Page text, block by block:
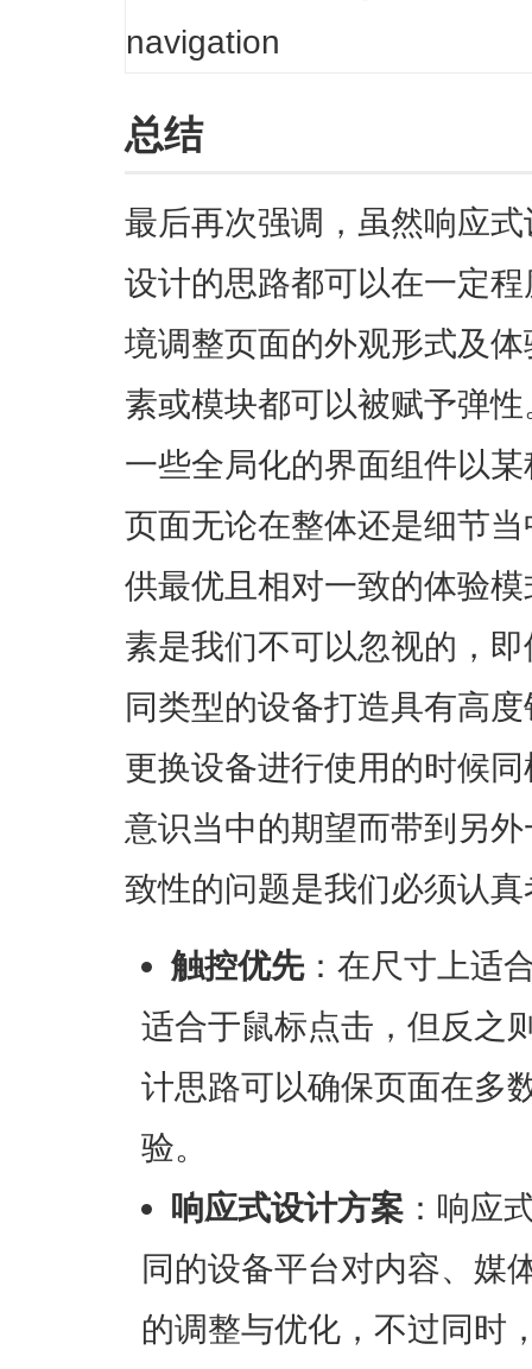
总结
最后再次强调，虽然响应
设计的思路都可以在一定
境调整页面的外观形式及
素或模块都可以被赋予弹
一些全局化的界面组件以
页面无论在整体还是细节
供最优且相对一致的体验
素是我们不可以忽视的，
同类型的设备打造具有高
更换设备进行使用的时候
意识当中的期望而带到另
致性的问题是我们必须认
触控优先：在尺寸上适
适合于鼠标点击，但反之
计思路可以确保页面在多
验。
响应式设计方案：响应
同的设备平台对内容、媒
的调整与优化，不过同时